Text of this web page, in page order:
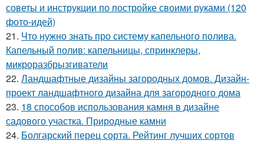
советы и инструкции по постройке своими руками (120
фото-идей)
21. Что нужно знать про систему капельного полива.
Капельный полив: капельницы, спринклеры,
микроразбрызгиватели
22. Ландшафтные дизайны загородных домов. Дизайн-
проект ландшафтного дизайна для загородного дома
23. 18 способов использования камня в дизайне
садового участка. Природные камни
24. Болгарский перец сорта. Рейтинг лучших сортов